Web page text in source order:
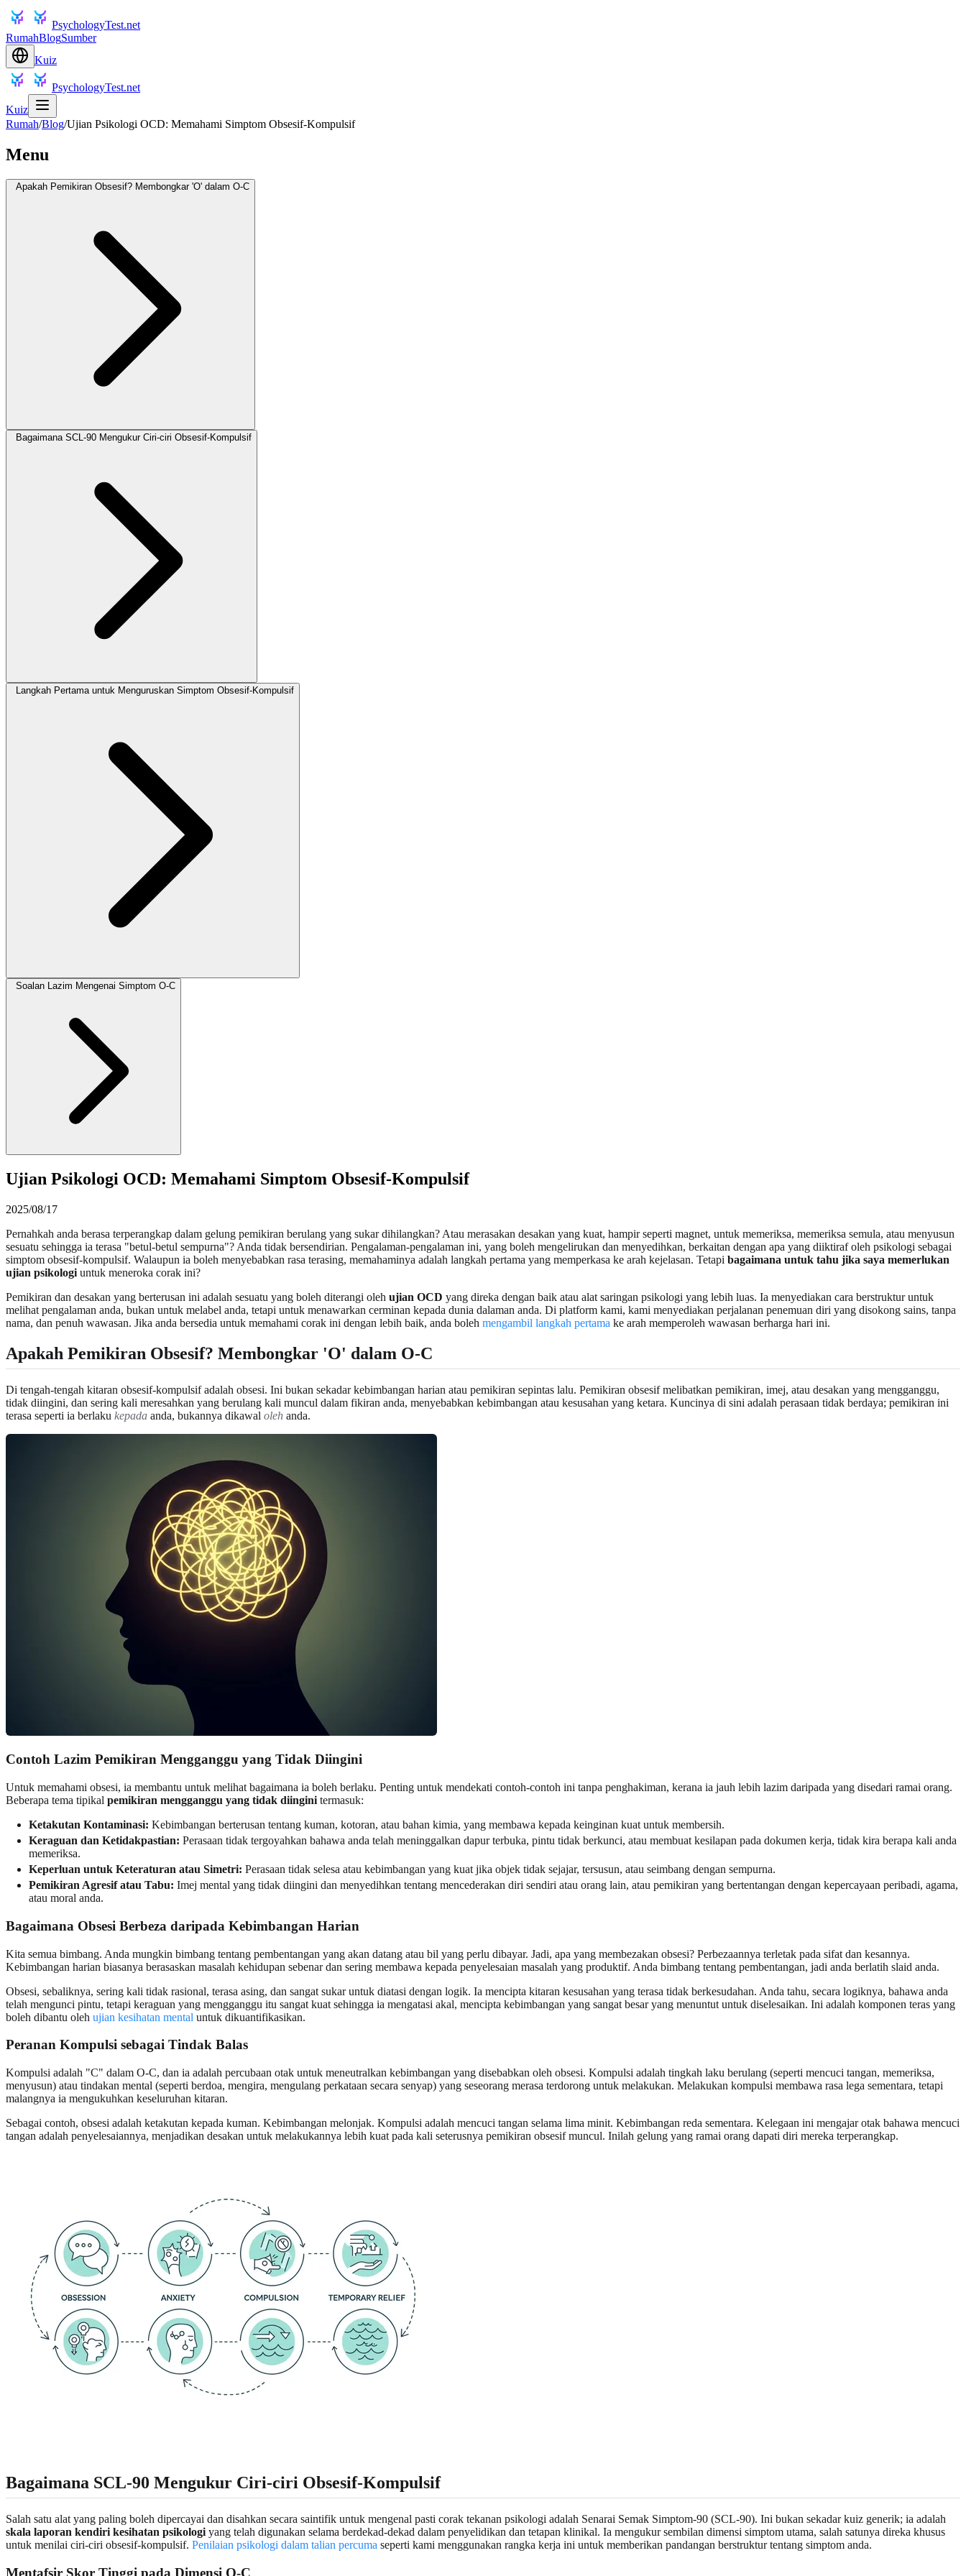
PsychologyTest.net
RumahBlogSumber
Kuiz
PsychologyTest.net
Kuiz
Rumah/Blog/Ujian Psikologi OCD: Memahami Simptom Obsesif-Kompulsif
Menu
Apakah Pemikiran Obsesif? Membongkar 'O' dalam O-C
Bagaimana SCL-90 Mengukur Ciri-ciri Obsesif-Kompulsif
Langkah Pertama untuk Menguruskan Simptom Obsesif-Kompulsif
Soalan Lazim Mengenai Simptom O-C
Ujian Psikologi OCD: Memahami Simptom Obsesif-Kompulsif
2025/08/17
Pernahkah anda berasa terperangkap dalam gelung pemikiran berulang yang sukar dihilangkan? Atau merasakan desakan yang kuat, hampir seperti magnet, untuk memeriksa, memeriksa semula, atau menyusun
sesuatu sehingga ia terasa "betul-betul sempurna"? Anda tidak bersendirian. Pengalaman-pengalaman ini, yang boleh mengelirukan dan menyedihkan, berkaitan dengan apa yang diiktiraf oleh psikologi sebagai
simptom obsesif-kompulsif. Walaupun ia boleh menyebabkan rasa terasing, memahaminya adalah langkah pertama yang memperkasa ke arah kejelasan. Tetapi bagaimana untuk tahu jika saya memerlukan
ujian psikologi untuk meneroka corak ini?
Pemikiran dan desakan yang berterusan ini adalah sesuatu yang boleh diterangi oleh ujian OCD yang direka dengan baik atau alat saringan psikologi yang lebih luas. Ia menyediakan cara berstruktur untuk
melihat pengalaman anda, bukan untuk melabel anda, tetapi untuk menawarkan cerminan kepada dunia dalaman anda. Di platform kami, kami menyediakan perjalanan penemuan diri yang disokong sains, tanpa
nama, dan penuh wawasan. Jika anda bersedia untuk memahami corak ini dengan lebih baik, anda boleh mengambil langkah pertama ke arah memperoleh wawasan berharga hari ini.
Apakah Pemikiran Obsesif? Membongkar 'O' dalam O-C
Di tengah-tengah kitaran obsesif-kompulsif adalah obsesi. Ini bukan sekadar kebimbangan harian atau pemikiran sepintas lalu. Pemikiran obsesif melibatkan pemikiran, imej, atau desakan yang mengganggu,
tidak diingini, dan sering kali meresahkan yang berulang kali muncul dalam fikiran anda, menyebabkan kebimbangan atau kesusahan yang ketara. Kuncinya di sini adalah perasaan tidak berdaya; pemikiran ini
terasa seperti ia berlaku kepada anda, bukannya dikawal oleh anda.
Contoh Lazim Pemikiran Mengganggu yang Tidak Diingini
Untuk memahami obsesi, ia membantu untuk melihat bagaimana ia boleh berlaku. Penting untuk mendekati contoh-contoh ini tanpa penghakiman, kerana ia jauh lebih lazim daripada yang disedari ramai orang.
Beberapa tema tipikal pemikiran mengganggu yang tidak diingini termasuk:
Ketakutan Kontaminasi: Kebimbangan berterusan tentang kuman, kotoran, atau bahan kimia, yang membawa kepada keinginan kuat untuk membersih.
Keraguan dan Ketidakpastian: Perasaan tidak tergoyahkan bahawa anda telah meninggalkan dapur terbuka, pintu tidak berkunci, atau membuat kesilapan pada dokumen kerja, tidak kira berapa kali anda
memeriksa.
Keperluan untuk Keteraturan atau Simetri: Perasaan tidak selesa atau kebimbangan yang kuat jika objek tidak sejajar, tersusun, atau seimbang dengan sempurna.
Pemikiran Agresif atau Tabu: Imej mental yang tidak diingini dan menyedihkan tentang mencederakan diri sendiri atau orang lain, atau pemikiran yang bertentangan dengan kepercayaan peribadi, agama,
atau moral anda.
Bagaimana Obsesi Berbeza daripada Kebimbangan Harian
Kita semua bimbang. Anda mungkin bimbang tentang pembentangan yang akan datang atau bil yang perlu dibayar. Jadi, apa yang membezakan obsesi? Perbezaannya terletak pada sifat dan kesannya.
Kebimbangan harian biasanya berasaskan masalah kehidupan sebenar dan sering membawa kepada penyelesaian masalah yang produktif. Anda bimbang tentang pembentangan, jadi anda berlatih slaid anda.
Obsesi, sebaliknya, sering kali tidak rasional, terasa asing, dan sangat sukar untuk diatasi dengan logik. Ia mencipta kitaran kesusahan yang terasa tidak berkesudahan. Anda tahu, secara logiknya, bahawa anda
telah mengunci pintu, tetapi keraguan yang mengganggu itu sangat kuat sehingga ia mengatasi akal, mencipta kebimbangan yang sangat besar yang menuntut untuk diselesaikan. Ini adalah komponen teras yang
boleh dibantu oleh ujian kesihatan mental untuk dikuantifikasikan.
Peranan Kompulsi sebagai Tindak Balas
Kompulsi adalah "C" dalam O-C, dan ia adalah percubaan otak untuk meneutralkan kebimbangan yang disebabkan oleh obsesi. Kompulsi adalah tingkah laku berulang (seperti mencuci tangan, memeriksa,
menyusun) atau tindakan mental (seperti berdoa, mengira, mengulang perkataan secara senyap) yang seseorang merasa terdorong untuk melakukan. Melakukan kompulsi membawa rasa lega sementara, tetapi
malangnya ia mengukuhkan keseluruhan kitaran.
Sebagai contoh, obsesi adalah ketakutan kepada kuman. Kebimbangan melonjak. Kompulsi adalah mencuci tangan selama lima minit. Kebimbangan reda sementara. Kelegaan ini mengajar otak bahawa mencuci
tangan adalah penyelesaiannya, menjadikan desakan untuk melakukannya lebih kuat pada kali seterusnya pemikiran obsesif muncul. Inilah gelung yang ramai orang dapati diri mereka terperangkap.
Bagaimana SCL-90 Mengukur Ciri-ciri Obsesif-Kompulsif
Salah satu alat yang paling boleh dipercayai dan disahkan secara saintifik untuk mengenal pasti corak tekanan psikologi adalah Senarai Semak Simptom-90 (SCL-90). Ini bukan sekadar kuiz generik; ia adalah
skala laporan kendiri kesihatan psikologi yang telah digunakan selama berdekad-dekad dalam penyelidikan dan tetapan klinikal. Ia mengukur sembilan dimensi simptom utama, salah satunya direka khusus
untuk menilai ciri-ciri obsesif-kompulsif. Penilaian psikologi dalam talian percuma seperti kami menggunakan rangka kerja ini untuk memberikan pandangan berstruktur tentang simptom anda.
Mentafsir Skor Tinggi pada Dimensi O-C